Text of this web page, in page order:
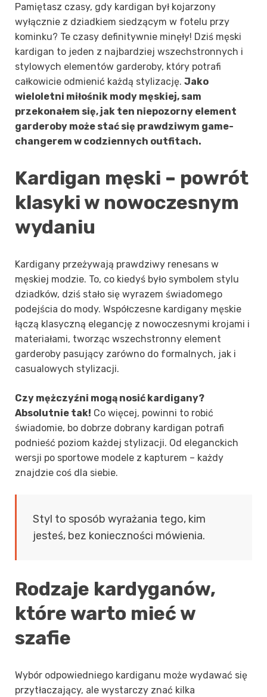
Pamiętasz czasy, gdy kardigan był kojarzony
wyłącznie z dziadkiem siedzącym w fotelu przy
kominku? Te czasy definitywnie minęły! Dziś męski
kardigan to jeden z najbardziej wszechstronnych i
stylowych elementów garderoby, który potrafi
całkowicie odmienić każdą stylizację. Jako
wieloletni miłośnik mody męskiej, sam
przekonałem się, jak ten niepozorny element
garderoby może stać się prawdziwym game-
changerem w codziennych outfitach.
Kardigan męski – powrót
klasyki w nowoczesnym
wydaniu
Kardigany przeżywają prawdziwy renesans w
męskiej modzie. To, co kiedyś było symbolem stylu
dziadków, dziś stało się wyrazem świadomego
podejścia do mody. Współczesne kardigany męskie
łączą klasyczną elegancję z nowoczesnymi krojami i
materiałami, tworząc wszechstronny element
garderoby pasujący zarówno do formalnych, jak i
casualowych stylizacji.
Czy mężczyźni mogą nosić kardigany?
Absolutnie tak! Co więcej, powinni to robić
świadomie, bo dobrze dobrany kardigan potrafi
podnieść poziom każdej stylizacji. Od eleganckich
wersji po sportowe modele z kapturem – każdy
znajdzie coś dla siebie.
Styl to sposób wyrażania tego, kim
jesteś, bez konieczności mówienia.
Rodzaje kardyganów,
które warto mieć w
szafie
Wybór odpowiedniego kardiganu może wydawać się
przytłaczający, ale wystarczy znać kilka